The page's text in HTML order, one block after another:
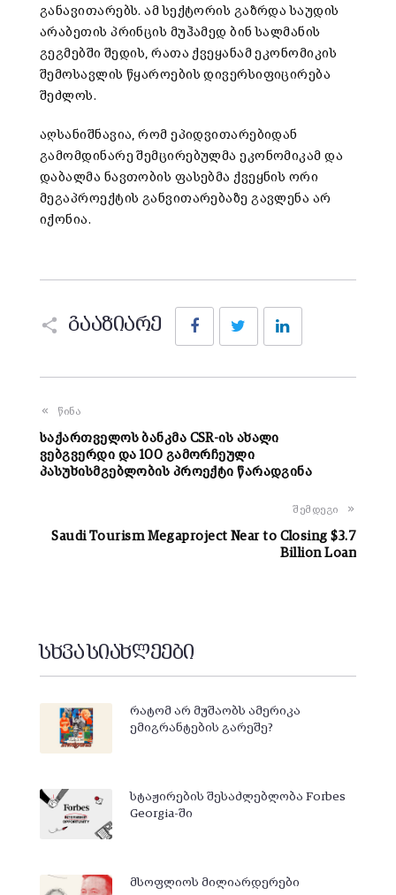
განავითარებს. ამ სექტორის გაზრდა საუდის
არაბეთის პრინცის მუჰამედ ბინ სალმანის
გეგმებში შედის, რათა ქვეყანამ ეკონომიკის
შემოსავლის წყაროების დივერსიფიცირება
შეძლოს.
აღსანიშნავია, რომ ეპიდვითარებიდან
გამომდინარე შემცირებულმა ეკონომიკამ და
დაბალმა ნავთობის ფასებმა ქვეყნის ორი
მეგაპროექტის განვითარებაზე გავლენა არ
იქონია.
გააზიარე
FacebookTwitter
წინა
საქართველოს ბანკმა CSR-ის ახალი
ვებგვერდი და 100 გამორჩეული
პასუხისმგებლობის პროექტი წარადგინა
შემდეგი
Saudi Tourism Megaproject Near to Closing $3.7
Billion Loan
სხვა სიახლეები
რატომ არ მუშაობს ამერიკა
ემიგრანტების გარეშე?
სტაჟირების შესაძლებლობა Forbes
Georgia-ში
მსოფლიოს მილიარდერები